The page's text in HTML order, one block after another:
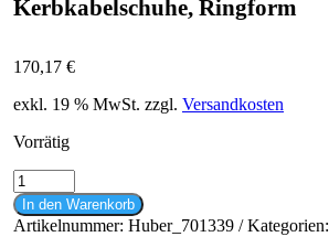
Kerbkabelschuhe, Ringform
170,17 €
exkl. 19 % MwSt. zzgl. Versandkosten
Vorrätig
Kerbkabelschuhe,
Ringform
Menge
In den Warenkorb
Artikelnummer: Huber_701339 Kategorien: